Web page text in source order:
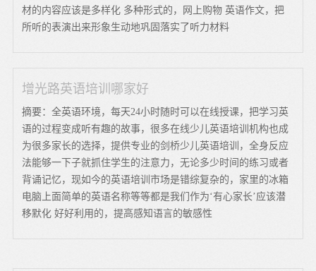
材的内容应该是多样化 多种形式的，网上购物 英语作文，把
所听的表演出来形象生动地巩固落实了听力材料
增光路英语培训哪家好
摘要：全英语环境，每天24小时随时可以在线授课，把学习英
语的过程变成听有趣的故事，很多在线少儿英语培训机构也成
为很多家长的选择，提供专业的剑桥少儿英语培训，全身反应
法能够一下子就抓住学生的注意力，无论多少时间的练习或者
背诵记忆，现如今的英语培训市场是错综复杂的，家里的冰箱
电脑上面简单的英语名称等等都是我们作为‘有心家长’应该潜
移默化 好好利用的，提高感知语言的敏感性